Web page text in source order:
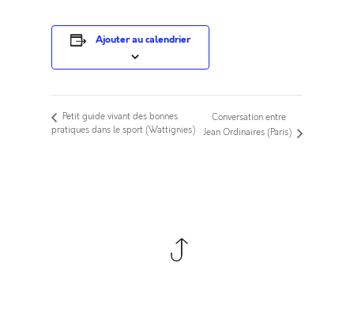
Ajouter au calendrier
Petit guide vivant des bonnes
pratiques dans le sport (Wattignies)
Conversation entre
Jean Ordinaires (Paris)